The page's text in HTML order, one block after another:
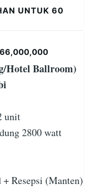
UNTUK 60
66,000,000
Hotel Ballroom)
unit
2800 watt
Resepsi (Manten)